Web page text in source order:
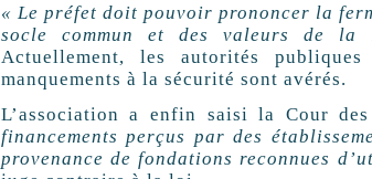
« Le préfet doit pouvoir prononcer la
socle commun et des valeurs de la
Actuellement, les autorités
manquements à la sécurité sont avérés.
L’association a enfin saisi la Cour
financements perçus par des
provenance de fondations reconnues